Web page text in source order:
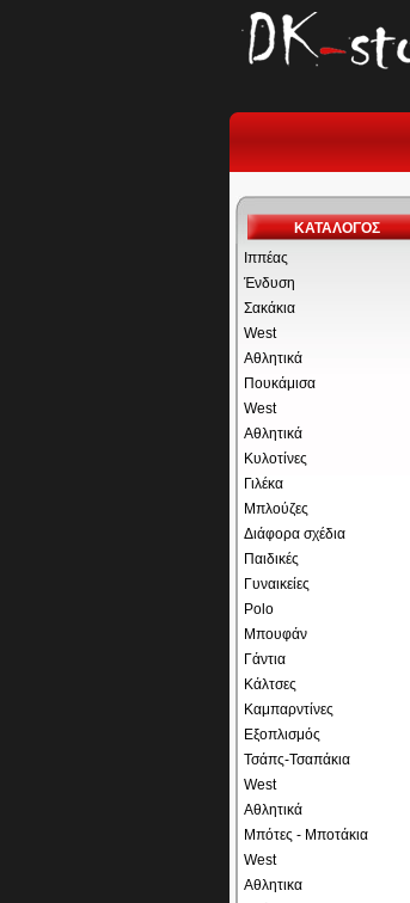
ΚΑΤΑΛΟΓΟΣ
Ιππέας
Ένδυση
Σακάκια
West
Αθλητικά
Πουκάμισα
West
Αθλητικά
Κυλοτίνες
Γιλέκα
Μπλούζες
Διάφορα σχέδια
Παιδικές
Γυναικείες
Polo
Μπουφάν
Γάντια
Κάλτσες
Καμπαρντίνες
Εξοπλισμός
Τσάπς-Τσαπάκια
West
Αθλητικά
Μπότες - Μποτάκια
West
Αθλητικα